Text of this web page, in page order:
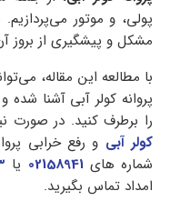
پولی، و موتور
مشکل و پیشگیری از بروز
با مطالعه این مقاله،
پروانه کولر آبی آشنا
را برطرف کنید. در صورت
کولر آبی و رفع خرابی
شماره های 02158941 یا
امداد تماس بگیرید.